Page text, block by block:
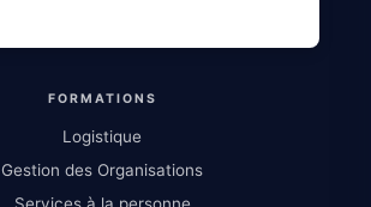
FORMATIONS
Logistique
Gestion des Organisations